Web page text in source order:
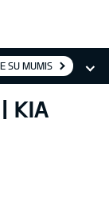
SU MUMIS
KIA